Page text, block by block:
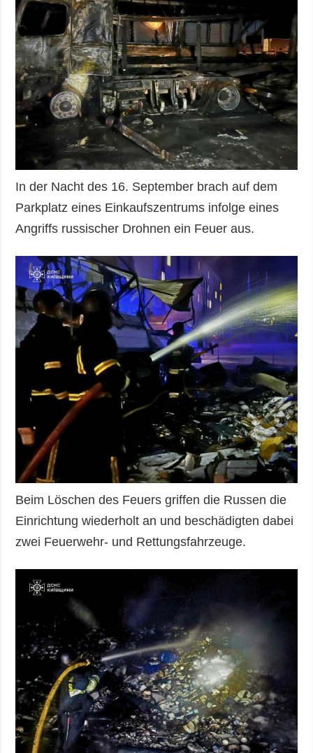
In der Nacht des 16. September brach auf dem
Parkplatz eines Einkaufszentrums infolge eines
Angriffs russischer Drohnen ein Feuer aus.
Beim Löschen des Feuers griffen die Russen die
Einrichtung wiederholt an und beschädigten dabei
zwei Feuerwehr- und Rettungsfahrzeuge.